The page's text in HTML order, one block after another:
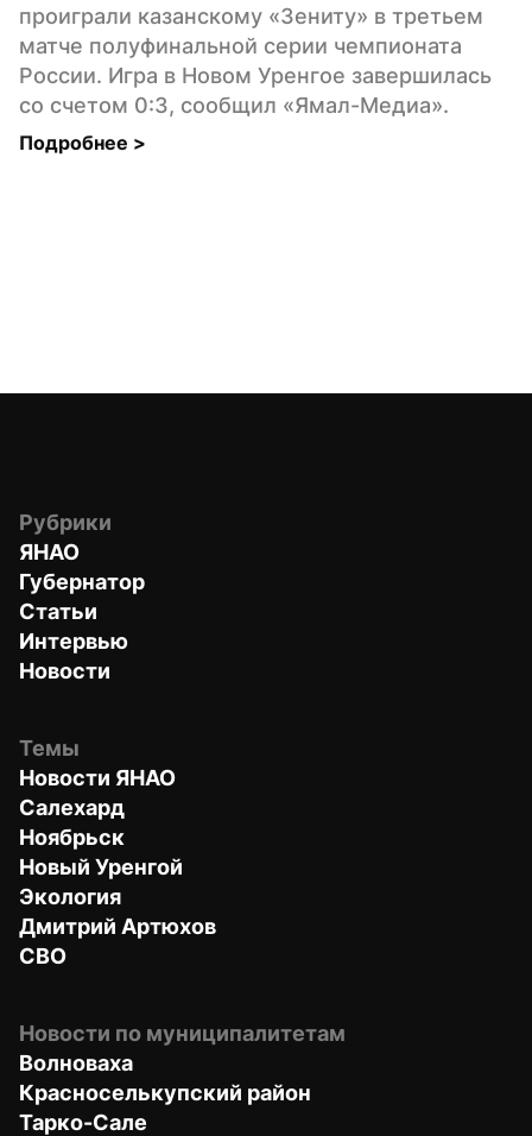
проиграли казанскому «Зениту» в третьем
матче полуфинальной серии чемпионата
России. Игра в Новом Уренгое завершилась
со счетом 0:3, сообщил «Ямал-Медиа».
Подробнее >
Рубрики
ЯНАО
Губернатор
Статьи
Интервью
Новости
Темы
Новости ЯНАО
Салехард
Ноябрьск
Новый Уренгой
Экология
Дмитрий Артюхов
СВО
Новости по муниципалитетам
Волноваха
Красноселькупский район
Тарко-Сале